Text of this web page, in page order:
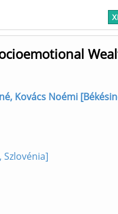
Kovács Noémi